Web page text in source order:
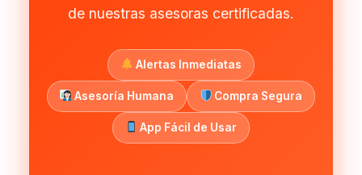
de nuestras asesoras certificadas.
Alertas Inmediatas
Asesoría Humana Compra Segura
App Fácil de Usar